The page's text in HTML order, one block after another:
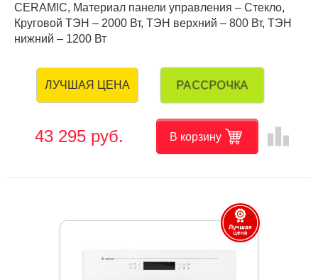
CERAMIC, Материал панели управления – Стекло,
Круговой ТЭН – 2000 Вт, ТЭН верхний – 800 Вт, ТЭН
нижний – 1200 Вт
ЛУЧШАЯ ЦЕНА РАССРОЧКА
43 295 руб. В корзину leaderboard